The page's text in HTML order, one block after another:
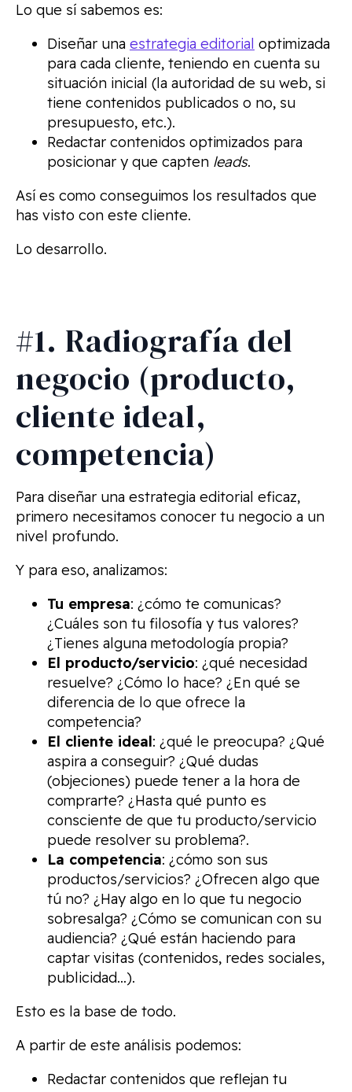
Lo que sí sabemos es:
Diseñar una estrategia editorial optimizada
para cada cliente, teniendo en cuenta su
situación inicial (la autoridad de su web, si
tiene contenidos publicados o no, su
presupuesto, etc.).
Redactar contenidos optimizados para
posicionar y que capten leads.
Así es como conseguimos los resultados que
has visto con este cliente.
Lo desarrollo.
#1. Radiografía del
negocio (producto,
cliente ideal,
competencia)
Para diseñar una estrategia editorial eficaz,
primero necesitamos conocer tu negocio a un
nivel profundo.
Y para eso, analizamos:
Tu empresa: ¿cómo te comunicas?
¿Cuáles son tu filosofía y tus valores?
¿Tienes alguna metodología propia?
El producto/servicio: ¿qué necesidad
resuelve? ¿Cómo lo hace? ¿En qué se
diferencia de lo que ofrece la
competencia?
El cliente ideal: ¿qué le preocupa? ¿Qué
aspira a conseguir? ¿Qué dudas
(objeciones) puede tener a la hora de
comprarte? ¿Hasta qué punto es
consciente de que tu producto/servicio
puede resolver su problema?.
La competencia: ¿cómo son sus
productos/servicios? ¿Ofrecen algo que
tú no? ¿Hay algo en lo que tu negocio
sobresalga? ¿Cómo se comunican con su
audiencia? ¿Qué están haciendo para
captar visitas (contenidos, redes sociales,
publicidad…).
Esto es la base de todo.
A partir de este análisis podemos:
Redactar contenidos que reflejan tu